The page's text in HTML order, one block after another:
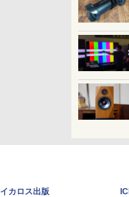
イカロス出版